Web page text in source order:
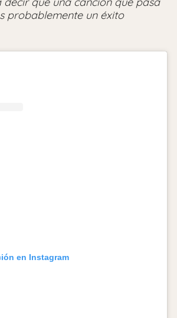
probablemente un éxito
en Instagram